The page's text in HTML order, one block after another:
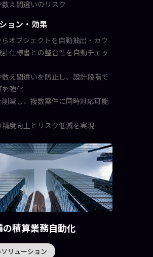
え間違いのリスク
ョン・効果
オブジェクトを自動抽出・カウ
計仕様書との整合性を自動チェッ
え間違いを防止し、設計段階で
を強化
削減し、複数案件に同時対応可能
度向上とリスク低減を実現
の積算業務自動化
リューション